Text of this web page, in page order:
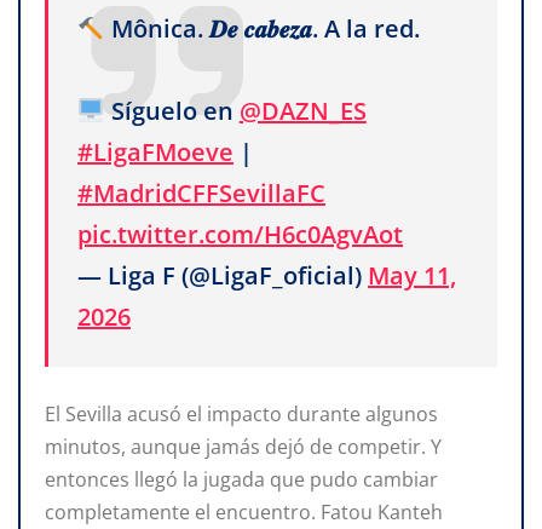
Mônica. 𝑫𝒆 𝒄𝒂𝒃𝒆𝒛𝒂. A la red.
Síguelo en @DAZN_ES
#LigaFMoeve |
#MadridCFFSevillaFC
pic.twitter.com/H6c0AgvAot
— Liga F (@LigaF_oficial) May 11,
2026
El Sevilla acusó el impacto durante algunos
minutos, aunque jamás dejó de competir. Y
entonces llegó la jugada que pudo cambiar
completamente el encuentro. Fatou Kanteh